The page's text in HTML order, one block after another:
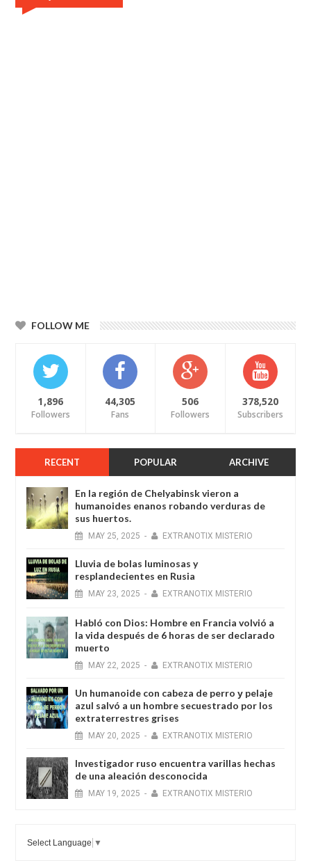
FOLLOW ME
1,896
Followers
44,305
Fans
506
Followers
378,520
Subscribers
RECENT POPULAR ARCHIVE
En la región de Chelyabinsk vieron a
humanoides enanos robando verduras de
sus huertos.
MAY 25, 2025 - EXTRANOTIX MISTERIO
Lluvia de bolas luminosas y
resplandecientes en Rusia
MAY 23, 2025 - EXTRANOTIX MISTERIO
Habló con Dios: Hombre en Francia volvió a
la vida después de 6 horas de ser declarado
muerto
MAY 22, 2025 - EXTRANOTIX MISTERIO
Un humanoide con cabeza de perro у pelaje
azul salvó a un hombre secuestrado por los
extraterrestres grises
MAY 20, 2025 - EXTRANOTIX MISTERIO
Investigador ruso encuentra varillas hechas
de una aleación desconocida
MAY 19, 2025 - EXTRANOTIX MISTERIO
Select Language ▼